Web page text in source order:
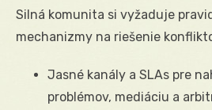
Silná komunita si vyžaduje
mechanizmy na riešenie
Jasné kanály a SLAs pre
problémov, mediáciu a